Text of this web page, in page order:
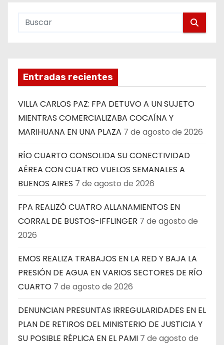
Entradas recientes
VILLA CARLOS PAZ: FPA DETUVO A UN SUJETO
MIENTRAS COMERCIALIZABA COCAÍNA Y
MARIHUANA EN UNA PLAZA 7 de agosto de 2026
RÍO CUARTO CONSOLIDA SU CONECTIVIDAD
AÉREA CON CUATRO VUELOS SEMANALES A
BUENOS AIRES 7 de agosto de 2026
FPA REALIZÓ CUATRO ALLANAMIENTOS EN
CORRAL DE BUSTOS-IFFLINGER 7 de agosto de
2026
EMOS REALIZA TRABAJOS EN LA RED Y BAJA LA
PRESIÓN DE AGUA EN VARIOS SECTORES DE RÍO
CUARTO 7 de agosto de 2026
DENUNCIAN PRESUNTAS IRREGULARIDADES EN EL
PLAN DE RETIROS DEL MINISTERIO DE JUSTICIA Y
SU POSIBLE RÉPLICA EN EL PAMI 7 de agosto de